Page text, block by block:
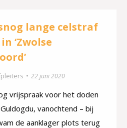
lange celstraf
‘Zwolse
22 juni 2020
vrijspraak voor het doden
vanochtend – bij
de aanklager plots terug